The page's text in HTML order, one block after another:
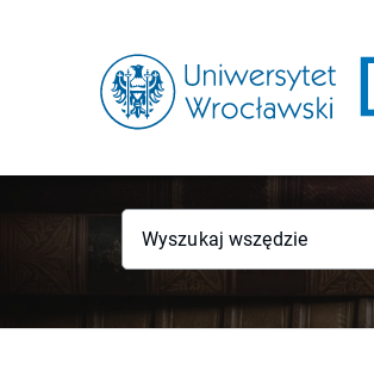
Wyszukaj wszędzie